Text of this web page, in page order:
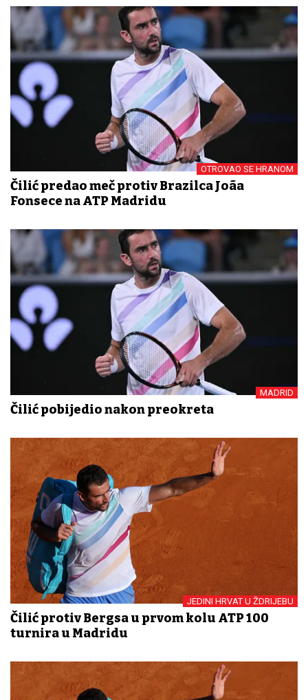
OTROVAO SE HRANOM
Čilić predao meč protiv Brazilca Joãa
Fonsece na ATP Madridu
MADRID
Čilić pobijedio nakon preokreta
JEDINI HRVAT U ŽDRIJEBU
Čilić protiv Bergsa u prvom kolu ATP 100
turnira u Madridu